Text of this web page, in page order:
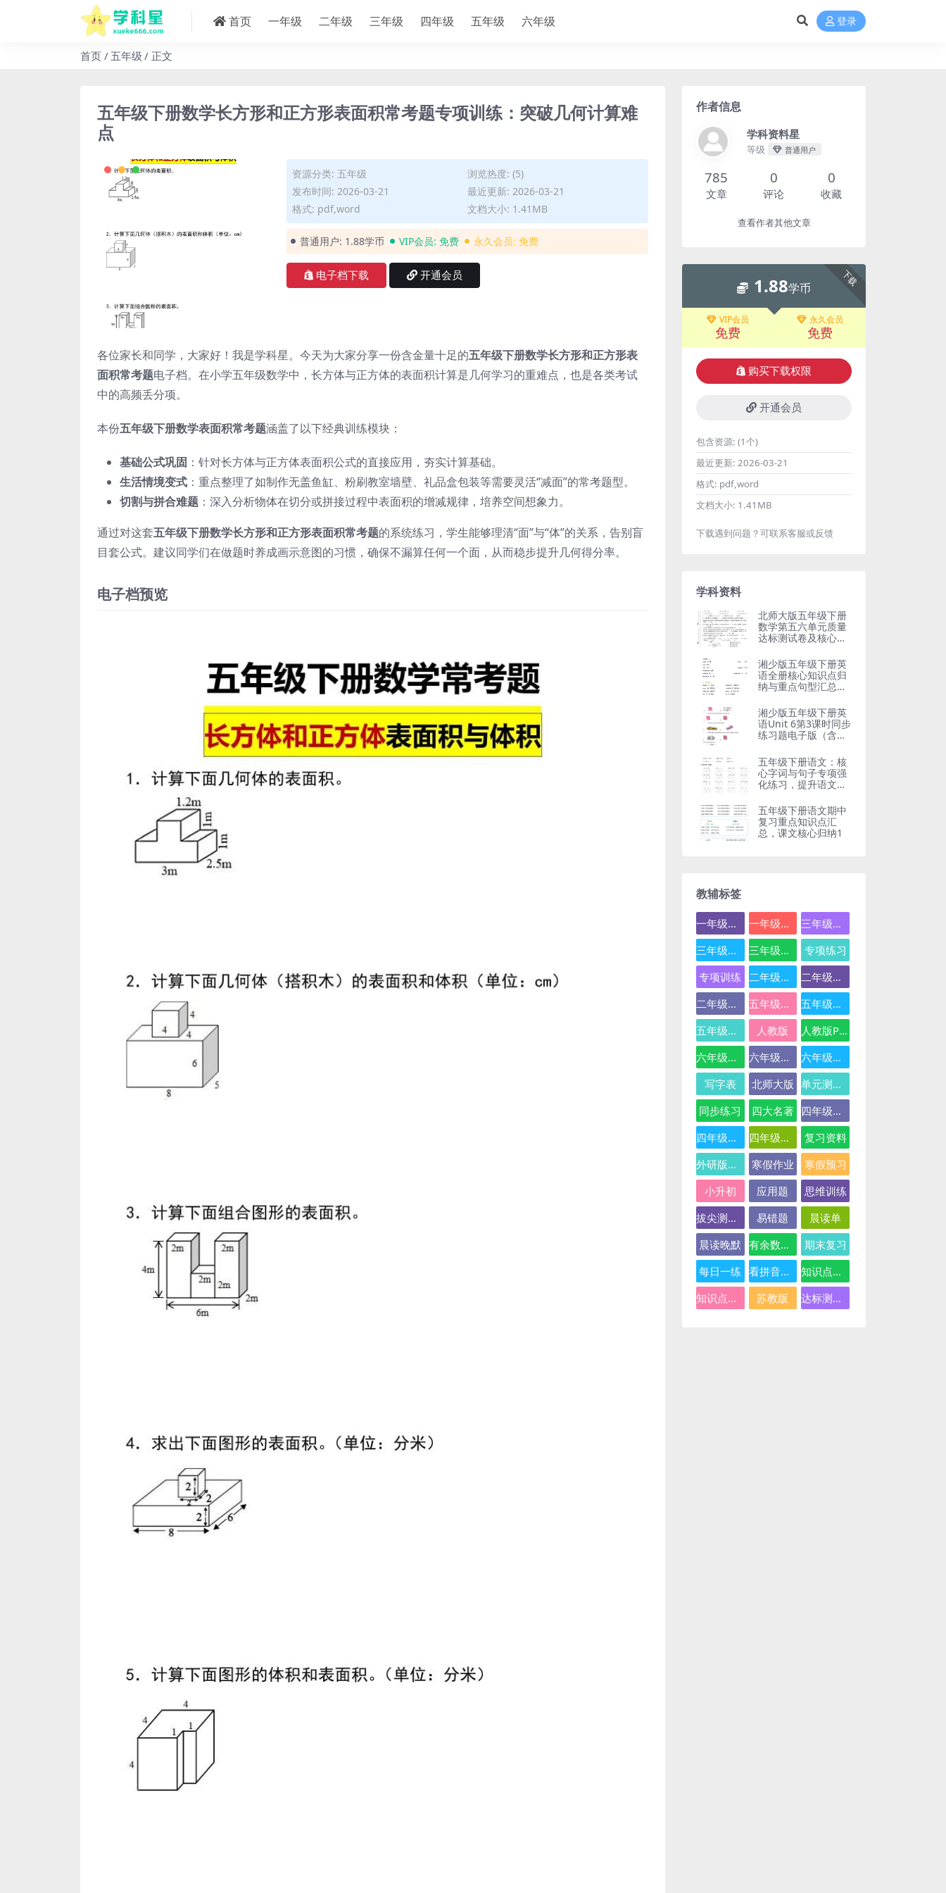
首页 一年级 二年级 三年级 四年级 五年级 六年级 登录
首页 五年级 正文
五年级下册数学长方形和正方形表面积常考题专项训练：突破几何计算难
点
资源分类: 五年级
浏览热度: (5)
发布时间: 2026-03-21
最近更新: 2026-03-21
格式: pdf,word
文档大小: 1.41MB
普通用户: 1.88学币 VIP会员: 免费 永久会员: 免费
电子档下载 开通会员
各位家长和同学，大家好！我是学科星。今天为大家分享一份含金量十足的五年级下册数学长方形和正方形表
面积常考题电子档。在小学五年级数学中，长方体与正方体的表面积计算是几何学习的重难点，也是各类考试
中的高频丢分项。
本份五年级下册数学表面积常考题涵盖了以下经典训练模块：
基础公式巩固 ：针对长方体与正方体表面积公式的直接应用，夯实计算基础。
生活情境变式 ：重点整理了如制作无盖鱼缸、粉刷教室墙壁、礼品盒包装等需要灵活“减面”的常考题型。
切割与拼合难题 ：深入分析物体在切分或拼接过程中表面积的增减规律，培养空间想象力。
通过对这套五年级下册数学长方形和正方形表面积常考题的系统练习，学生能够理清“面”与“体”的关系，告别盲
目套公式。建议同学们在做题时养成画示意图的习惯，确保不漏算任何一个面，从而稳步提升几何得分率。
电子档预览
作者信息
学科资料星
等级 普通用户
785
文章
0
评论
0
收藏
查看作者其他文章
下载
1.88学币
VIP会员
免费
永久会员
免费
购买下载权限
开通会员
包含资源: (1个)
最近更新: 2026-03-21
格式: pdf,word
文档大小: 1.41MB
下载遇到问题？可联系客服或反馈
学科资料
北师大版五年级下册
数学第五六单元质量
达标测试卷及核心考
湘少版五年级下册英
语全册核心知识点归
纳与重点句型汇总电
湘少版五年级下册英
语Unit 6第3课时同步
练习题电子版（含语
五年级下册语文：核
心字词与句子专项强
化练习，提升语文基
五年级下册语文期中
复习重点知识点汇
总，课文核心归纳1
教辅标签
一年级数学 一年级语文
三年级数学
三年级英语
三年级语文
专项练习
专项训练
二年级下册数学
二年级数学
二年级语文
五年级数学
五年级英语
五年级语文
人教版
人教版PEP
六年级数学
六年级英语
六年级语文
写字表
北师大版
单元测试卷
同步练习
四大名著
四年级下册语文
四年级数学
四年级语文
复习资料
外研版三起点
寒假作业
寒假预习
小升初
应用题
思维训练
拔尖测试卷
易错题
晨读单
晨读晚默
有余数的除法
期末复习
每日一练
看拼音写词语
知识点总结
知识点汇总
苏教版 达标测试卷